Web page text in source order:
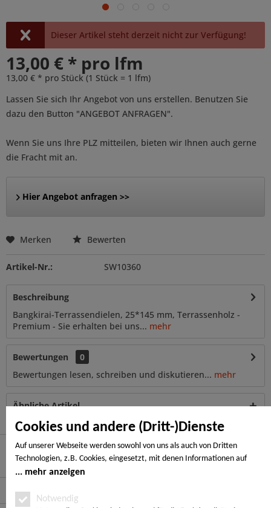
Cookies und andere (Dritt-)Dienste
Auf unserer Webseite werden sowohl von uns als auch von Dritten
Technologien, z.B. Cookies, eingesetzt, mit denen Informationen auf
Ihrem Endgerät gespeichert und/oder von Ihrem Endgerät abgerufen
Notwendige Cookies, Analyse-, Marketing- und Statistik-Cookies. Bei den
mehr anzeigen
Notwendig
Dieser Artikel steht derzeit nicht zur Verfügung!
13,00 € * pro lfm
13,00 € * pro Stück (1 Stück = 1 lfm)
Lassen Sie sich Ihr Angebot von uns erstellen. Benutzen Sie
dazu den Button "ANGEBOT ANFRAGEN".
Wenn Sie uns Ihre PLZ mitteilen, bieten wir Ihnen auch gerne
die Fracht mit an.
Hier Angebot anfragen >>
Merken Bewerten
Artikel-Nr.: SW10360
Beschreibung
Bangkirai-Terrassendielen, 25*145 mm, Terrassenholz -
Premium - Sie erhalten bei uns... mehr
Bewertungen
0
Bewertungen lesen, schreiben und diskutieren... mehr
Ähnliche Artikel
Hier finden Sie uns
Service Hotline